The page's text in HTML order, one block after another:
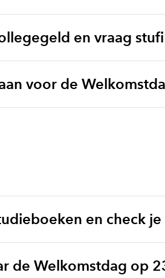
en vraag
voor de
en check
de Welkomstdag op